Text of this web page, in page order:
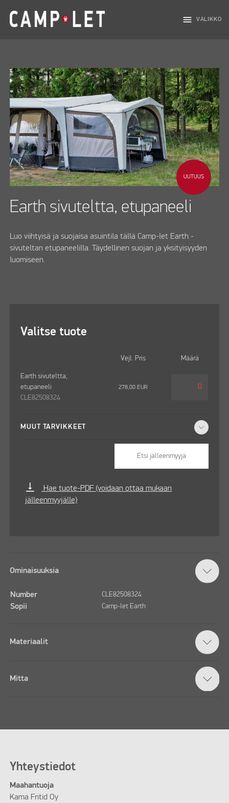
menu VALIKKO
UUTUUS
Earth sivuteltta, etupaneeli
Luo viihtyisä ja suojaisa asuintila tällä Camp-let Earth -
sivuteltan etupaneelilla. Täydellinen suojan ja yksityisyyden
luomiseen.
Valitse tuote
Vejl. Pris Määrä
Earth sivuteltta,
etupaneeli
CLE82508324
278,00 EUR
MUUT TARVIKKEET
Etsi jälleenmyyjä
vertical_align_bottom
Hae tuote-PDF (voidaan ottaa mukaan
jälleenmyyjälle)
Ominaisuuksia
Number CLE82508324
Sopii Camp-let Earth
Materiaalit
Mitta
Yhteystiedot
Maahantuoja
Kama Fritid Oy